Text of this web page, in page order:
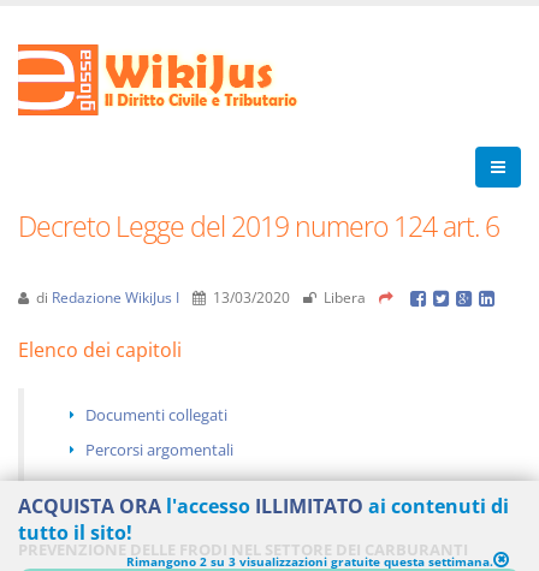
Decreto Legge del 2019 numero 124 art. 6
di Redazione WikiJus I 13/03/2020 Libera
Elenco dei capitoli
Documenti collegati
Percorsi argomentali
PREVENZIONE DELLE FRODI NEL SETTORE DEI CARBURANTI
ACQUISTA ORA l'accesso ILLIMITATO ai contenuti di
tutto il sito!
Rimangono 2 su 3 visualizzazioni gratuite questa settimana.